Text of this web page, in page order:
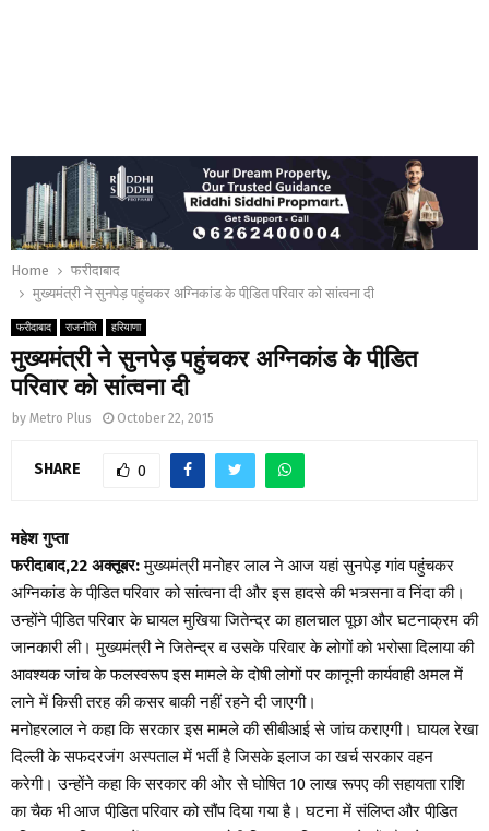
Home
फरीदाबाद
मुख्यमंत्री ने सुनपेड़ पहुंचकर अग्निकांड के पीडि़त परिवार को सांत्वना दी
फरीदाबाद राजनीति हरियाणा
मुख्यमंत्री ने सुनपेड़ पहुंचकर अग्निकांड के पीडि़त
परिवार को सांत्वना दी
by Metro Plus October 22, 2015
SHARE 0
महेश गुप्ता
फरीदाबाद,22 अक्तूबर:मुख्यमंत्री मनोहर लाल ने आज यहां सुनपेड़ गांव पहुंचकर
अग्निकांड के पीडि़त परिवार को सांत्वना दी और इस हादसे की भत्र्सना व निंदा की।
उन्होंने पीडि़त परिवार के घायल मुखिया जितेन्द्र का हालचाल पूछा और घटनाक्रम की
जानकारी ली। मुख्यमंत्री ने जितेन्द्र व उसके परिवार के लोगों को भरोसा दिलाया की
आवश्यक जांच के फलस्वरूप इस मामले के दोषी लोगों पर कानूनी कार्यवाही अमल में
लाने में किसी तरह की कसर बाकी नहीं रहने दी जाएगी।
मनोहरलाल ने कहा कि सरकार इस मामले की सीबीआई से जांच कराएगी। घायल रेखा
दिल्ली के सफदरजंग अस्पताल में भर्ती है जिसके इलाज का खर्च सरकार वहन
करेगी। उन्होंने कहा कि सरकार की ओर से घोषित 10 लाख रूपए की सहायता राशि
का चैक भी आज पीडि़त परिवार को सौंप दिया गया है। घटना में संलिप्त और पीडि़त